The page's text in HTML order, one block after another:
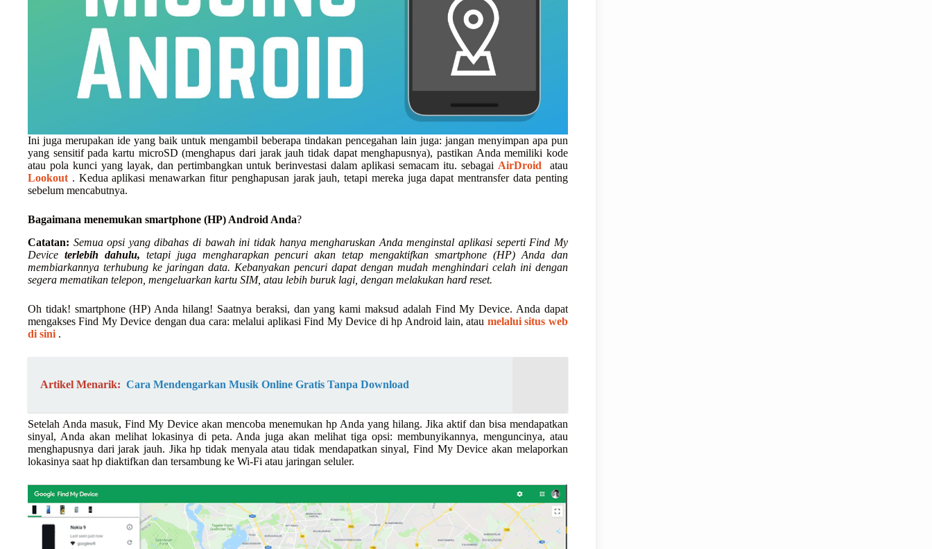
Ini juga merupakan ide yang baik untuk mengambil beberapa tindakan pencegahan lain juga: jangan menyimpan apa pun
yang sensitif pada kartu microSD (menghapus dari jarak jauh tidak dapat menghapusnya), pastikan Anda memiliki kode
atau pola kunci yang layak, dan pertimbangkan untuk berinvestasi dalam aplikasi semacam itu. sebagai AirDroid atau
Lookout . Kedua aplikasi menawarkan fitur penghapusan jarak jauh, tetapi mereka juga dapat mentransfer data penting
sebelum mencabutnya.
Bagaimana menemukan smartphone (HP) Android Anda?
Catatan: Semua opsi yang dibahas di bawah ini tidak hanya mengharuskan Anda menginstal aplikasi seperti Find My
Device terlebih dahulu, tetapi juga mengharapkan pencuri akan tetap mengaktifkan smartphone (HP) Anda dan
membiarkannya terhubung ke jaringan data. Kebanyakan pencuri dapat dengan mudah menghindari celah ini dengan
segera mematikan telepon, mengeluarkan kartu SIM, atau lebih buruk lagi, dengan melakukan hard reset.
Oh tidak! smartphone (HP) Anda hilang! Saatnya beraksi, dan yang kami maksud adalah Find My Device. Anda dapat
mengakses Find My Device dengan dua cara: melalui aplikasi Find My Device di hp Android lain, atau melalui situs web
di sini .
Artikel Menarik: Cara Mendengarkan Musik Online Gratis Tanpa Download
Setelah Anda masuk, Find My Device akan mencoba menemukan hp Anda yang hilang. Jika aktif dan bisa mendapatkan
sinyal, Anda akan melihat lokasinya di peta. Anda juga akan melihat tiga opsi: membunyikannya, menguncinya, atau
menghapusnya dari jarak jauh. Jika hp tidak menyala atau tidak mendapatkan sinyal, Find My Device akan melaporkan
lokasinya saat hp diaktifkan dan tersambung ke Wi-Fi atau jaringan seluler.